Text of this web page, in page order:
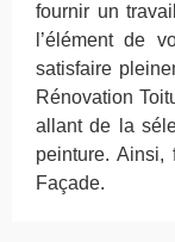
fournir un
l’élément de
satisfaire
Rénovation
allant de la
peinture. Ainsi,
Façade.